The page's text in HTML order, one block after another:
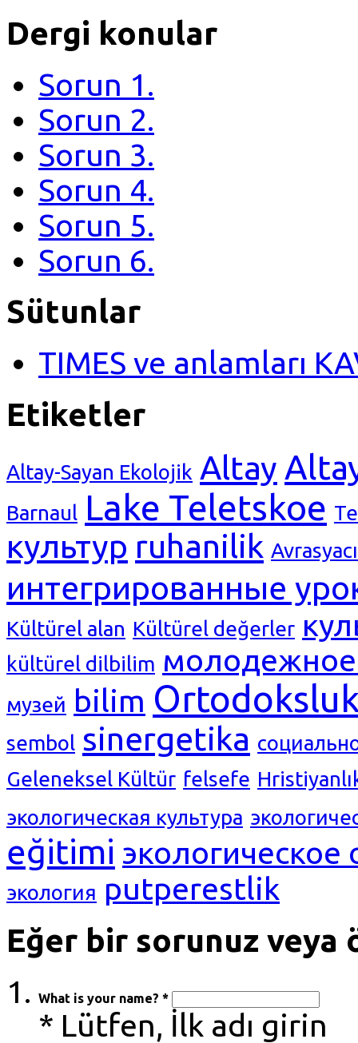
Dergi konular
Sorun 1.
Sorun 2.
Sorun 3.
Sorun 4.
Sorun 5.
Sorun 6.
Sütunlar
TIMES ve anlamları
Etiketler
Altay-Sayan Ekolojik Altay
Barnaul Lake Teletskoe
культур ruhanilik
интегрированные
Kültürel alan Kültürel değerler
kültürel dilbilim молодежное
музей bilim
sembol sinergetika
Geleneksel Kültür felsefe
экологическая культура
eğitimi экологическое
экология putperestlik
Eğer bir sorunuz veya
What is your name? *
* Lütfen, İlk adı girin